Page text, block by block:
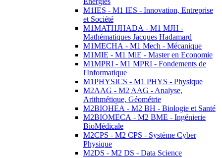
M1IES - M1 IES - Innovation, Entreprise
et Société
M1MATHJHADA - M1 MJH -
Mathématiques Jacques Hadamard
M1MECHA - M1 Mech - Mécanique
M1MIE - M1 MiE - Master en Economie
M1MPRI - M1 MPRI - Fondements de
l'Informatique
M1PHYSICS - M1 PHYS - Physique
M2AAG - M2 AAG - Analyse,
Arithmétique, Géométrie
M2BIOHEA - M2 BH - Biologie et Santé
M2BIOMECA - M2 BME - Ingénierie
BioMédicale
M2CPS - M2 CPS - Système Cyber
Physique
M2DS - M2 DS - Data Science